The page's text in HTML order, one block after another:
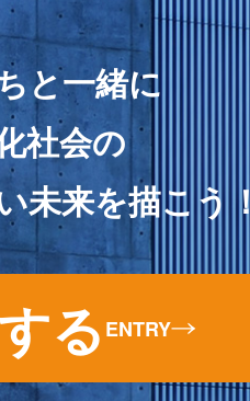
と一緒に
社会の
未来を描こう！
る ENTRY